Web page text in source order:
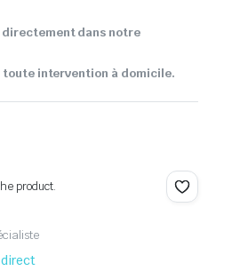
dans notre
toute intervention à domicile.
product.
direct